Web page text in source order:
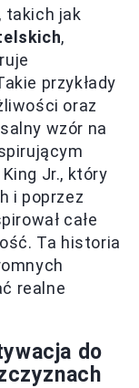
takich jak
,
przykłady
oraz
wzór na
Jr., który
i poprzez
całe
Ta historia
realne
do